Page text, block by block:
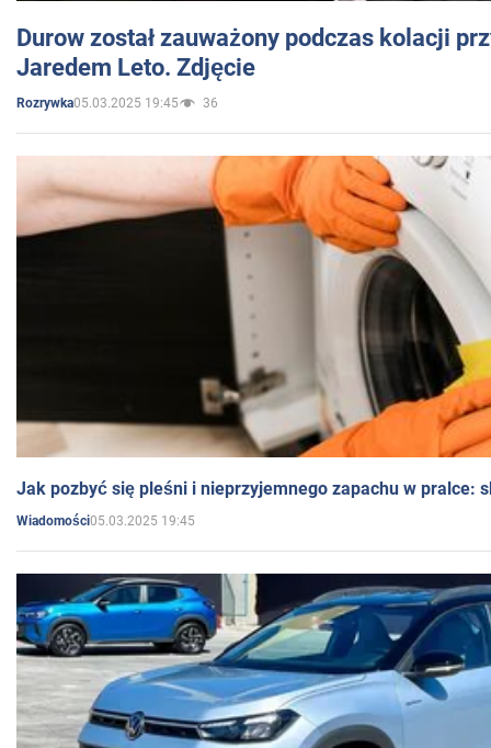
Durow został zauważony podczas kolacji
Jaredem Leto. Zdjęcie
Rozrywka05.03.2025 19:45 36
Jak pozbyć się pleśni i nieprzyjemnego zapachu w pralce:
Wiadomości05.03.2025 19:45